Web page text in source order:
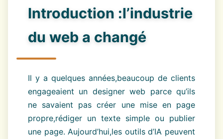
Introduction :l’industrie
du web a changé
Il y a quelques années,beaucoup de clients
engageaient un designer web parce qu’ils
ne savaient pas créer une mise en page
propre,rédiger un texte simple ou publier
une page. Aujourd’hui,les outils d’IA peuvent